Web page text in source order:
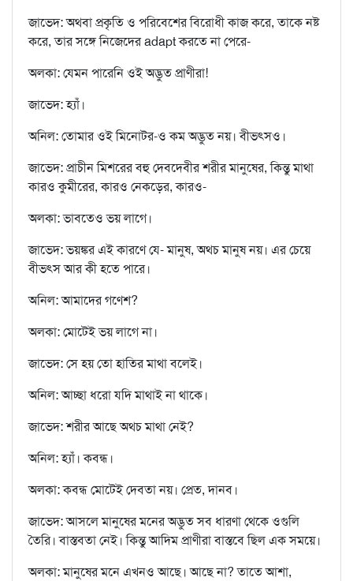
জাভেদ: অথবা প্রকৃতি ও পরিবেশের বিরোধী কাজ করে, তাকে নষ্ট
করে, তার সঙ্গে নিজেদের adapt করতে না পেরে-
অলকা: যেমন পারেনি ওই অদ্ভুত প্রাণীরা!
জাভেদ: হ্যাঁ।
অনিল: তোমার ওই মিনোটর-ও কম অদ্ভুত নয়। বীভৎসও।
জাভেদ: প্রাচীন মিশরের বহু দেবদেবীর শরীর মানুষের, কিন্তু মাথা
কারও কুমীরের, কারও নেকড়ের, কারও-
অলকা: ভাবতেও ভয় লাগে।
জাভেদ: ভয়ঙ্কর এই কারণে যে- মানুষ, অথচ মানুষ নয়। এর চেয়ে
বীভৎস আর কী হতে পারে।
অনিল: আমাদের গণেশ?
অলকা: মোটেই ভয় লাগে না।
জাভেদ: সে হয় তো হাতির মাথা বলেই।
অনিল: আচ্ছা ধরো যদি মাথাই না থাকে।
জাভেদ: শরীর আছে অথচ মাথা নেই?
অনিল: হ্যাঁ। কবন্ধ।
অলকা: কবন্ধ মোটেই দেবতা নয়। প্রেত, দানব।
জাভেদ: আসলে মানুষের মনের অদ্ভুত সব ধারণা থেকে ওগুলি
তৈরি। বাস্তবতা নেই। কিন্তু আদিম প্রাণীরা বাস্তবে ছিল এক সময়ে।
অলকা: মানুষের মনে এখনও আছে। আছে না? তাতে আশা,